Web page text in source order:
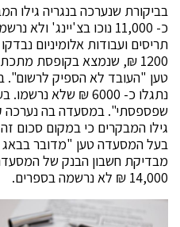
בביקורת שנערכה בנגריה גילו
כ- 11,000 נוכו בצ'יינג'
תריסים ועבודות אלומיניום
1200 ₪, שנמצא בקופסת
טען "העובד לא הספיק לרשום".
נתגלו כ- 6000 ₪ שלא
בעל המסעדה טען "מדובר
מבדיקת חשבון הבנק של
14,000 ₪ לא נרשמה בספרים.